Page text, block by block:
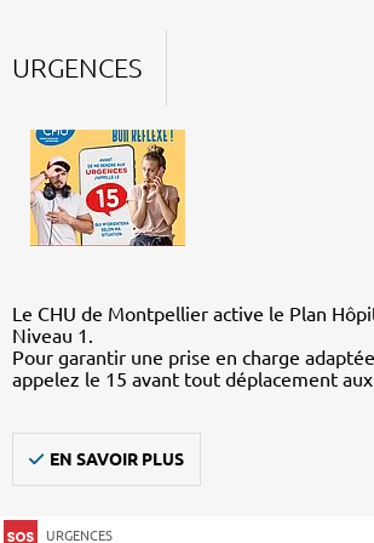
URGENCES
Le CHU de Montpellier active le Plan
Niveau 1.
Pour garantir une prise en charge
appelez le 15 avant tout déplacement
EN SAVOIR PLUS
URGENCES